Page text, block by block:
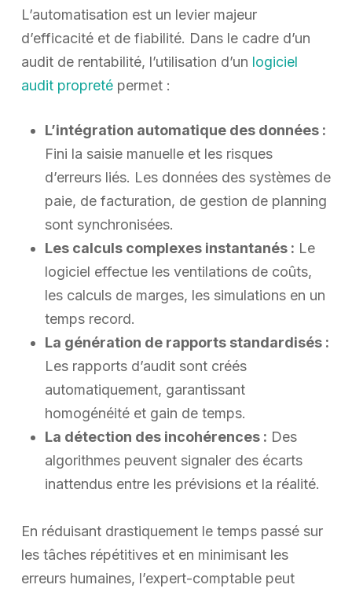
L’automatisation est un levier majeur
d’efficacité et de fiabilité. Dans le cadre d’un
audit de rentabilité, l’utilisation d’un logiciel
audit propretépermet :
L’intégration automatique des données :
Fini la saisie manuelle et les risques
d’erreurs liés. Les données des systèmes de
paie, de facturation, de gestion de planning
sont synchronisées.
Les calculs complexes instantanés : Le
logiciel effectue les ventilations de coûts,
les calculs de marges, les simulations en un
temps record.
La génération de rapports standardisés :
Les rapports d’audit sont créés
automatiquement, garantissant
homogénéité et gain de temps.
La détection des incohérences : Des
algorithmes peuvent signaler des écarts
inattendus entre les prévisions et la réalité.
En réduisant drastiquement le temps passé sur
les tâches répétitives et en minimisant les
erreurs humaines, l’expert-comptable peut